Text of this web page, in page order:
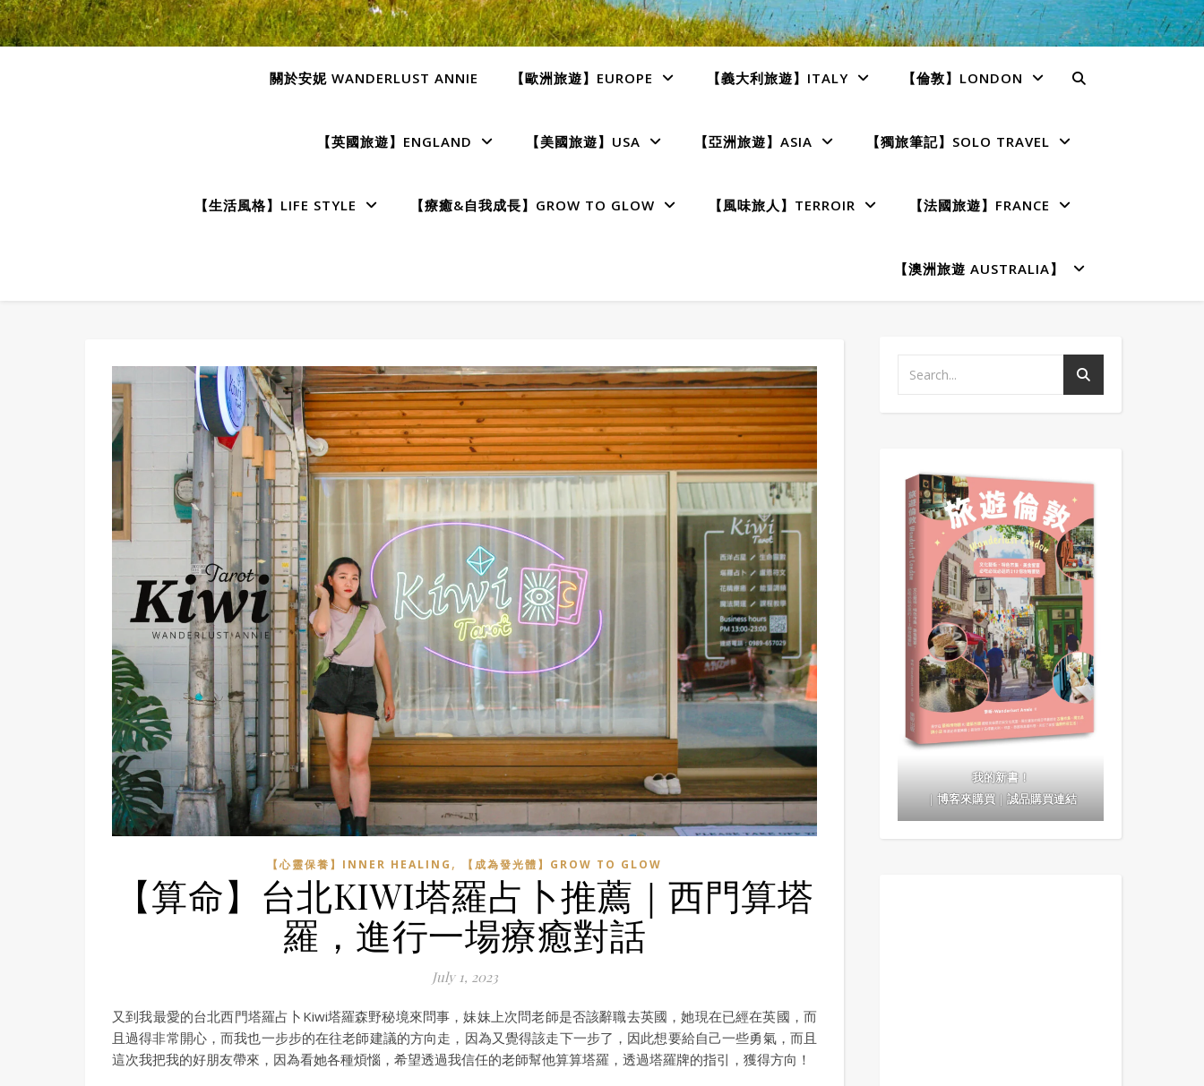
關於安妮 WANDERLUST ANNIE 【歐洲旅遊】EUROPE 【義大利旅遊】ITALY 【倫敦】LONDON
【英國旅遊】ENGLAND 【美國旅遊】USA 【亞洲旅遊】ASIA 【獨旅筆記】SOLO TRAVEL
【生活風格】LIFE STYLE 【療癒&自我成長】GROW TO GLOW 【風味旅人】TERROIR 【法國旅遊】FRANCE
【澳洲旅遊 AUSTRALIA】
【心靈保養】INNER HEALING , 【成為發光體】GROW TO GLOW
【算命】台北KIWI塔羅占卜推薦｜西門算塔
羅，進行一場療癒對話
July 1, 2023
又到我最愛的台北西門塔羅占卜Kiwi塔羅森野秘境來問事，妹妹上次問老師是否該辭職去英國，她現在已經在英國，而
且過得非常開心，而我也一步步的在往老師建議的方向走，因為又覺得該走下一步了，因此想要給自己一些勇氣，而且
這次我把我的好朋友帶來，因為看她各種煩惱，希望透過我信任的老師幫他算算塔羅，透過塔羅牌的指引，獲得方向！
我的新書！
｜博客來購買｜誠品購買連結